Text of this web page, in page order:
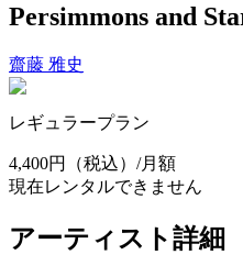
Persimmons and
齋藤 雅史
レギュラープラン
4,400円
（税込）/月額
現在レンタルできません
アーティスト詳細